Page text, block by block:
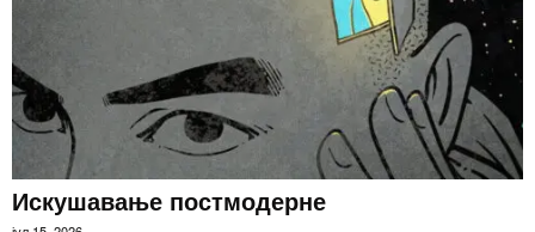
Искушавање постмодерне